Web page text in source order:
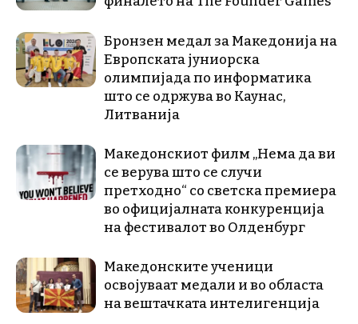
Бронзен медал за Македонија на
Европската јуниорска
олимпијада по информатика
што се одржува во Каунас,
Литванија
Македонскиот филм „Нема да ви
се верува што се случи
претходно“ со светска премиера
во официјалната конкуренција
на фестивалот во Олденбург
Македонските ученици
освојуваат медали и во областа
на вештачката интелигенција